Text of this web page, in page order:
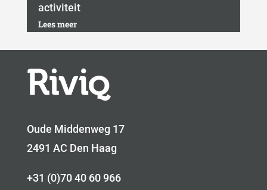
activiteit
Lees meer
Oude Middenweg 17
2491 AC Den Haag
+31 (0)70 40 60 966